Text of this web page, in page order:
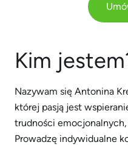
Kim
Nazywam się Antonina
której pasją jest
trudności
Prowadzę indywidualne